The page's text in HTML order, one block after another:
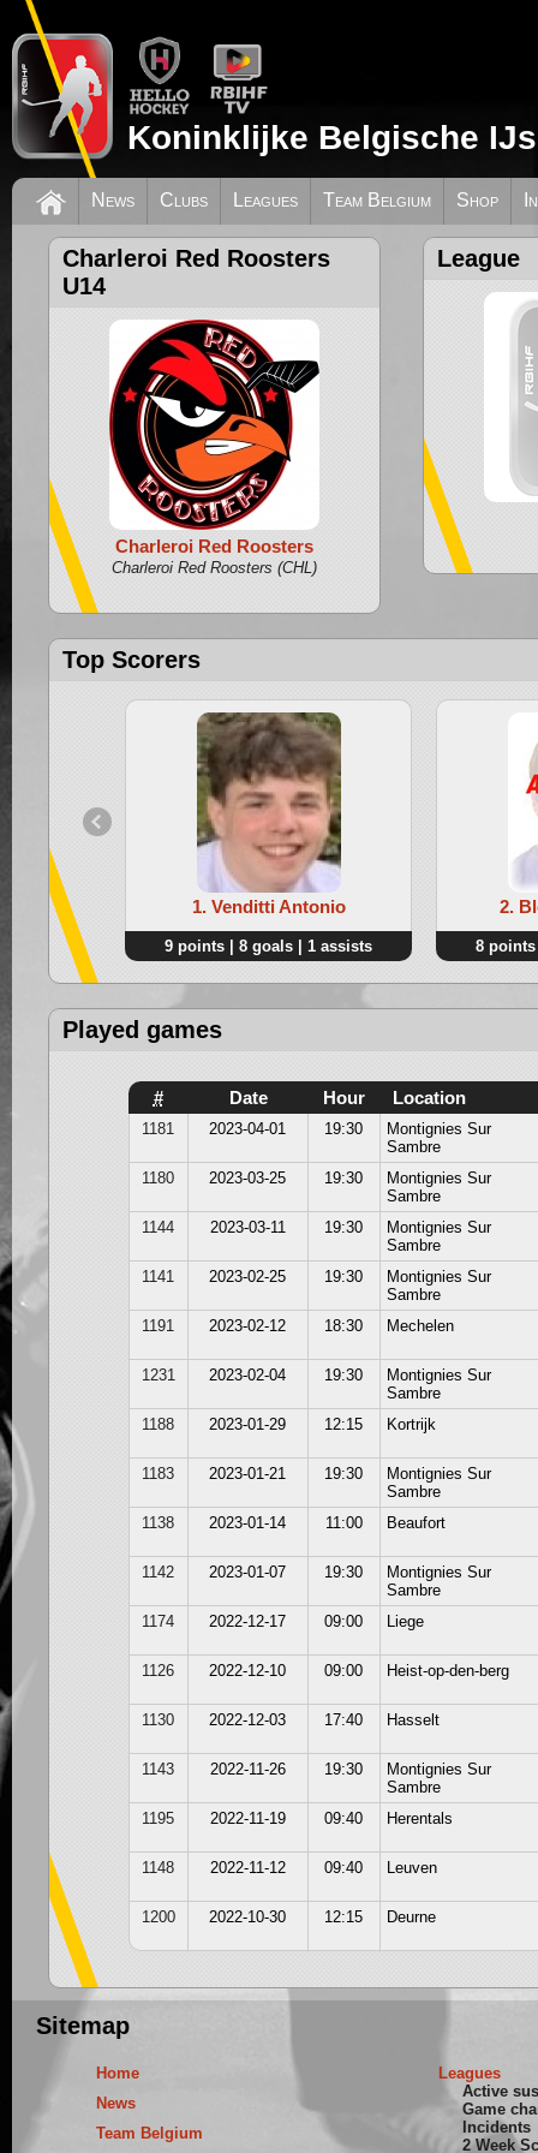
Koninklijke Belgische
News Clubs Leagues Team Belgium Shop
Charleroi Red Roosters
U14
Charleroi Red Roosters
U14
Charleroi Red Roosters (CHL)
League
Top Scorers
1. Venditti Antonio
9 points | 8 goals | 1 assists
2.
8
Played games
# Date Hour Location
1181 2023-04-01 19:30
Montignies Sur
Sambre
1180
2023-03-25 19:30
Montignies Sur
Sambre
1144
2023-03-11 19:30
Montignies Sur
Sambre
1141
2023-02-25 19:30
Montignies Sur
Sambre
1191
2023-02-12 18:30 Mechelen
1231 2023-02-04 19:30
Montignies Sur
Sambre
1188
2023-01-29 12:15 Kortrijk
1183 2023-01-21 19:30
Montignies Sur
Sambre
1138
2023-01-14 11:00 Beaufort
1142 2023-01-07 19:30
Montignies Sur
Sambre
1174
2022-12-17 09:00 Liege
1126 2022-12-10 09:00 Heist-op-den-berg
1130 2022-12-03 17:40 Hasselt
1143 2022-11-26 19:30
Montignies Sur
Sambre
1195
2022-11-19 09:40 Herentals
1148 2022-11-12 09:40 Leuven
1200 2022-10-30 12:15 Deurne
Sitemap
Home
News
Team Belgium
Leagues
Active
Game
Incidents
2 Week